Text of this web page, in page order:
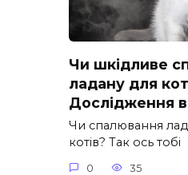
Чи шкідливе
ладану для
Дослідження
Чи спалювання
котів? Так ось тобі
0 35